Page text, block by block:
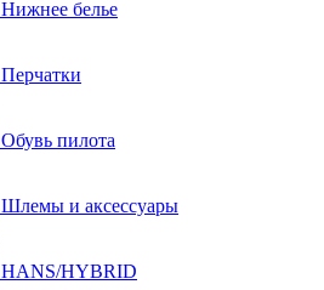
Нижнее белье
Перчатки
Обувь пилота
Шлемы и аксессуары
HANS/HYBRID